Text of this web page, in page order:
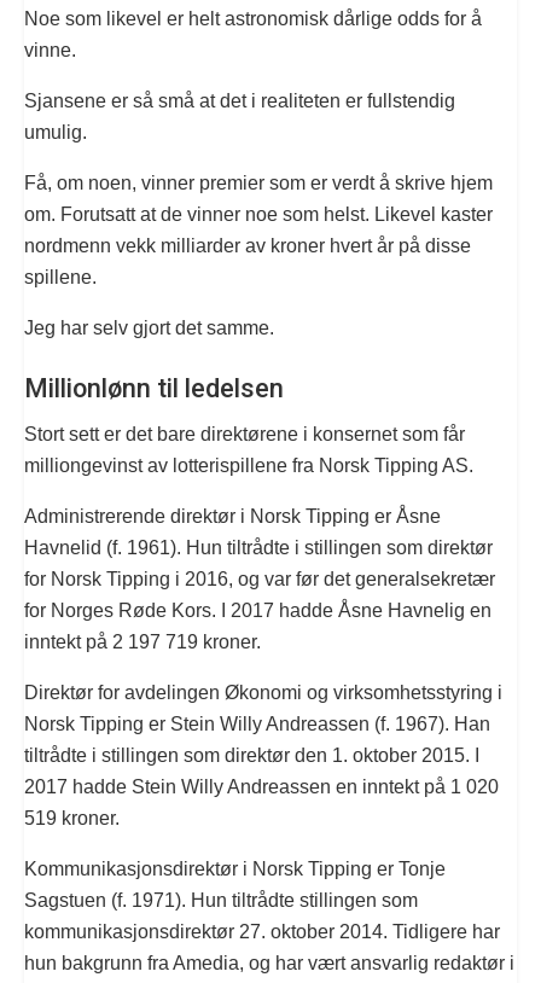
Noe som likevel er helt astronomisk dårlige odds for å
vinne.
Sjansene er så små at det i realiteten er fullstendig
umulig.
Få, om noen, vinner premier som er verdt å skrive hjem
om. Forutsatt at de vinner noe som helst. Likevel kaster
nordmenn vekk milliarder av kroner hvert år på disse
spillene.
Jeg har selv gjort det samme.
Millionlønn til ledelsen
Stort sett er det bare direktørene i konsernet som får
milliongevinst av lotterispillene fra Norsk Tipping AS.
Administrerende direktør i Norsk Tipping er Åsne
Havnelid (f. 1961). Hun tiltrådte i stillingen som direktør
for Norsk Tipping i 2016, og var før det generalsekretær
for Norges Røde Kors. I 2017 hadde Åsne Havnelig en
inntekt på 2 197 719 kroner.
Direktør for avdelingen Økonomi og virksomhetsstyring i
Norsk Tipping er Stein Willy Andreassen (f. 1967). Han
tiltrådte i stillingen som direktør den 1. oktober 2015. I
2017 hadde Stein Willy Andreassen en inntekt på 1 020
519 kroner.
Kommunikasjonsdirektør i Norsk Tipping er Tonje
Sagstuen (f. 1971). Hun tiltrådte stillingen som
kommunikasjonsdirektør 27. oktober 2014. Tidligere har
hun bakgrunn fra Amedia, og har vært ansvarlig redaktør i